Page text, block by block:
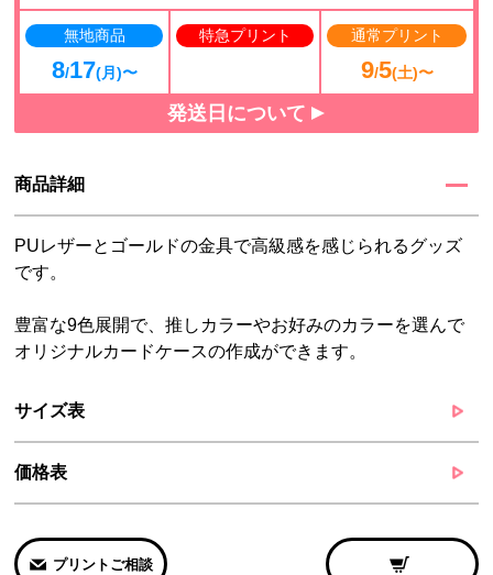
無地商品
8/17(月)〜
特急プリント 通常プリント
9/5(土)〜
発送日について
商品詳細
PUレザーとゴールドの金具で高級感を感じられるグッズ
です。
豊富な9色展開で、推しカラーやお好みのカラーを選んで
オリジナルカードケースの作成ができます。
サイズ表
価格表
プリントご相談